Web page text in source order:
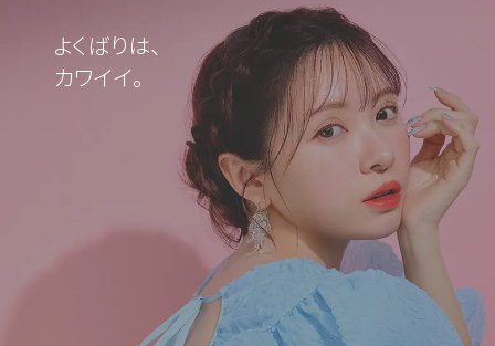
よくばりは、
カワイイ。